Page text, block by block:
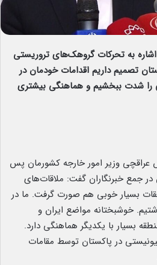
اشاره به تحرکات گروهک‌های تروریستی
تصمیم داریم اقدامات خودمان در
را شدت ببخشیم و هماهنگی بیشتری
عراقچی وزیر امور خارجه کشورمان پس
در جمع خبرنگاران گفت: ملاقات‌های
بسیار خوبی هم صورت گرفت. ما در
خوشبختانه مواضع ایران و
بسیار با یکدیگر هماهنگی دارد.
در پاکستان توسط مقامات